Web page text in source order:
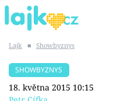
SHOPAHOLICADEL
Lajk ■ Showbyznys
SHOWBYZNYS
18. května 2015 10:15